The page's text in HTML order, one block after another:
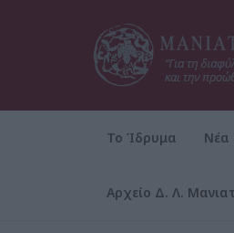
Το Ίδρυμα Νέα
Αρχείο Δ. Λ.